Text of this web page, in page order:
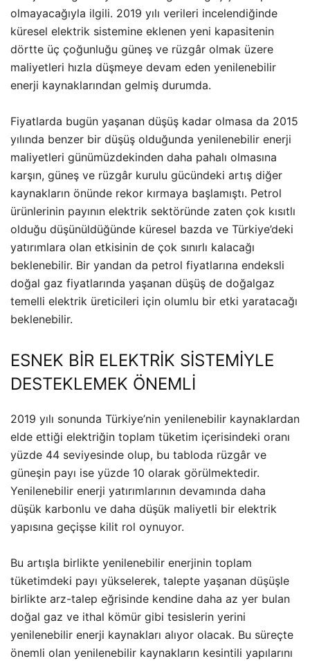
olmayacağıyla ilgili. 2019 yılı verileri incelendiğinde
küresel elektrik sistemine eklenen yeni kapasitenin
dörtte üç çoğunluğu güneş ve rüzgâr olmak üzere
maliyetleri hızla düşmeye devam eden yenilenebilir
enerji kaynaklarından gelmiş durumda.
Fiyatlarda bugün yaşanan düşüş kadar olmasa da 2015
yılında benzer bir düşüş olduğunda yenilenebilir enerji
maliyetleri günümüzdekinden daha pahalı olmasına
karşın, güneş ve rüzgâr kurulu gücündeki artış diğer
kaynakların önünde rekor kırmaya başlamıştı. Petrol
ürünlerinin payının elektrik sektöründe zaten çok kısıtlı
olduğu düşünüldüğünde küresel bazda ve Türkiye’deki
yatırımlara olan etkisinin de çok sınırlı kalacağı
beklenebilir. Bir yandan da petrol fiyatlarına endeksli
doğal gaz fiyatlarında yaşanan düşüş de doğalgaz
temelli elektrik üreticileri için olumlu bir etki yaratacağı
beklenebilir.
ESNEK BİR ELEKTRİK SİSTEMİYLE
DESTEKLEMEK ÖNEMLİ
2019 yılı sonunda Türkiye’nin yenilenebilir kaynaklardan
elde ettiği elektriğin toplam tüketim içerisindeki oranı
yüzde 44 seviyesinde olup, bu tabloda rüzgâr ve
güneşin payı ise yüzde 10 olarak görülmektedir.
Yenilenebilir enerji yatırımlarının devamında daha
düşük karbonlu ve daha düşük maliyetli bir elektrik
yapısına geçişse kilit rol oynuyor.
Bu artışla birlikte yenilenebilir enerjinin toplam
tüketimdeki payı yükselerek, talepte yaşanan düşüşle
birlikte arz-talep eğrisinde kendine daha az yer bulan
doğal gaz ve ithal kömür gibi tesislerin yerini
yenilenebilir enerji kaynakları alıyor olacak. Bu süreçte
önemli olan yenilenebilir kaynakların kesintili yapılarını